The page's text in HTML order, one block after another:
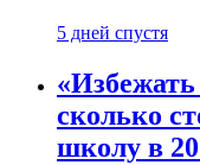
5 дней спустя
сколько
школу в